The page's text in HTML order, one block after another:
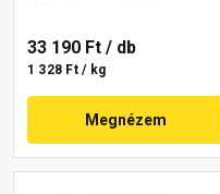
33 190 Ft / db
1 328 Ft / kg
Megnézem